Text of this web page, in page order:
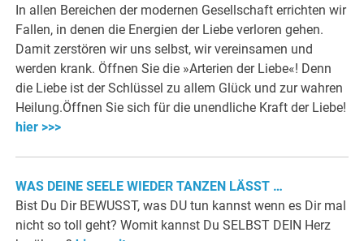
In allen Bereichen der modernen Gesellschaft errichten wir
Fallen, in denen die Energien der Liebe verloren gehen.
Damit zerstören wir uns selbst, wir vereinsamen und
werden krank. Öffnen Sie die »Arterien der Liebe«! Denn
die Liebe ist der Schlüssel zu allem Glück und zur wahren
Heilung.Öffnen Sie sich für die unendliche Kraft der Liebe!
hier >>>
WAS DEINE SEELE WIEDER TANZEN LÄSST …
Bist Du Dir BEWUSST, was DU tun kannst wenn es Dir mal
nicht so toll geht? Womit kannst Du SELBST DEIN Herz